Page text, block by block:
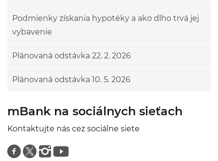
Podmienky získania hypotéky a ako dlho trvá jej
vybavenie
Plánovaná odstávka 22. 2. 2026
Plánovaná odstávka 10. 5. 2026
mBank na sociálnych sieťach
Kontaktujte nás cez sociálne siete
Znajdź nas na facebooku
Znajdź nas na twitterze
Znajdź nas na instagramie
Znajdź nas na youtube